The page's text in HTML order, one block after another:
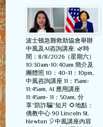
波士顿急難救助協會舉辦
中風及AI咨詢講座: 🌿時
間：8/8/2026（星期六）
10:30am-10:40am 簡介及
團體照 10：40-11：10pm,
中風咨詢講座 11：15am-
11:45am, AI 應用講座
11:45am- 11：50am, 分
享”防詐騙”短片 🌻地點：
僑教中心 90 Lincoln St.
Newton 🎈中風講座內容